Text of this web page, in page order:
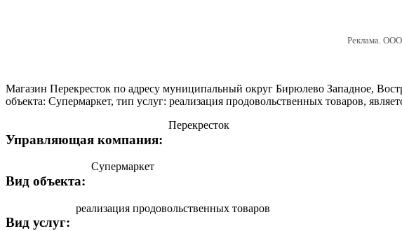
Реклама.
Магазин Перекресток по адресу муниципальный округ Бирюлево Западное,
объекта: Супермаркет, тип услуг: реализация продовольственных товаров,
Управляющая компания:
Перекресток
Вид объекта:
Супермаркет
Вид услуг:
реализация продовольственных товаров